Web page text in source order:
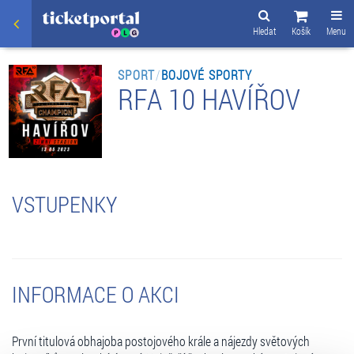
Menu
Košík
Hledat
SPORT/BOJOVÉ SPORTY
RFA 10 HAVÍŘOV
VSTUPENKY
INFORMACE O AKCI
První titulová obhajoba postojového krále a nájezdy světových